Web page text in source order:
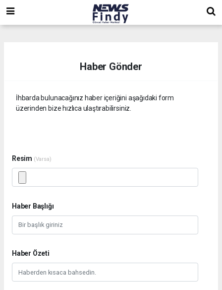
Haber Gönder
İhbarda bulunacağınız haber içeriğini aşağıdaki form
üzerinden bize hızlıca ulaştırabilirsiniz.
Resim (Varsa)
Haber Başlığı
Haber Özeti